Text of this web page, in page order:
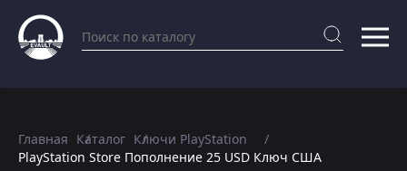
Главная Каталог Ключи PlayStation
PlayStation Store Пополнение 25 USD Ключ США